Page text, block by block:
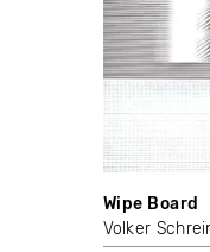
Wipe Board
Volker